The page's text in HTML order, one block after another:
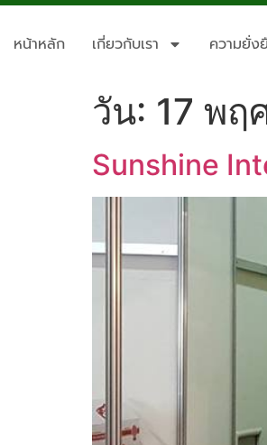
หน้าหลัก เกี่ยวกับเรา ความยั่ง
วัน: 17 พฤ
Sunshine